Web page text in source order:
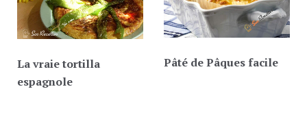
La vraie tortilla
espagnole
Pâté de Pâques facile